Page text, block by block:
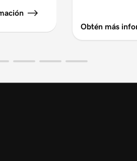
Obtén más